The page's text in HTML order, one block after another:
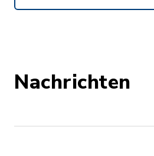
Nachrichten